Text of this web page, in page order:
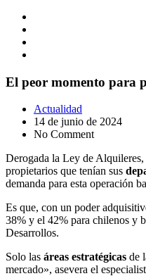
El peor momento para
Actualidad
14 de junio de 2024
No Comment
Derogada la Ley de Alquileres,
propietarios que tenían sus
demanda para esta operación
Es que, con un poder
38% y el 42% para chilenos y
Desarrollos.
Solo las áreas estratégicas de
mercado», asevera el